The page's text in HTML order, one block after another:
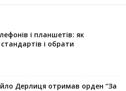
і планшетів: як
і обрати
Дерлиця отримав орден “За